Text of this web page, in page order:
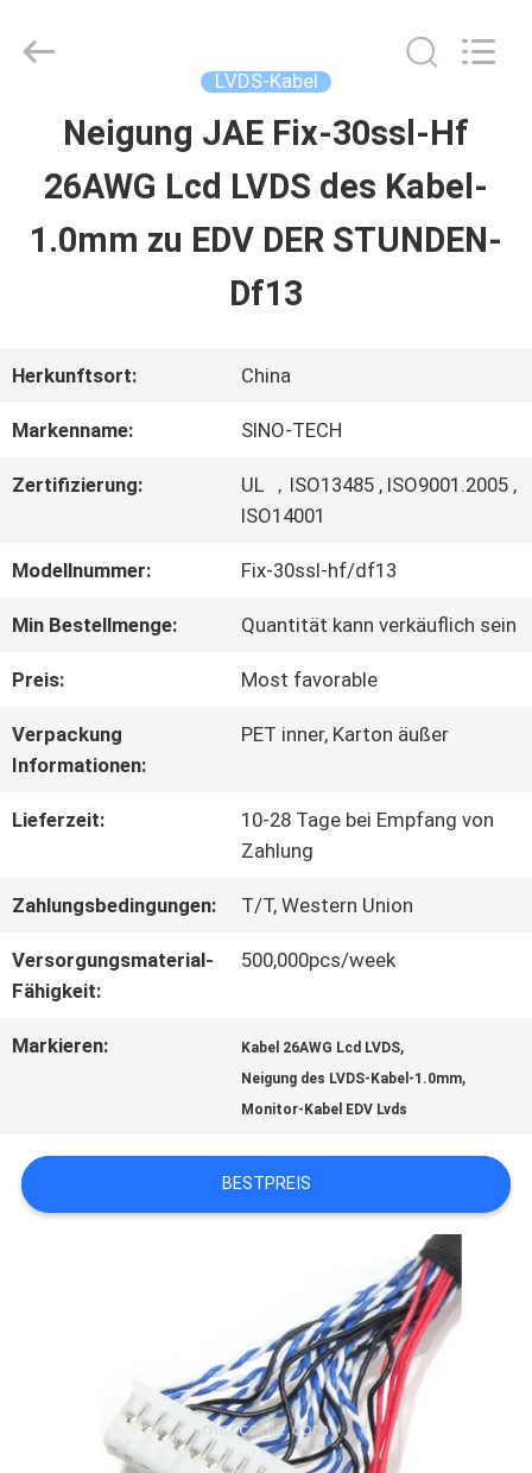
HAUSE
VIDEOS
QUALITÄTSKONTROLLE
KONTAKT
MIT
NEUIGKEITEN
RECHTSSACHEN
BITTE
UM
SITEMAP
Technology
LVDS-Kabel
Neigung JAE Fix-30ssl-Hf
26AWG Lcd LVDS des Kabel-
1.0mm zu EDV DER STUNDEN-
Df13
Herkunftsort: China
Markenname: SINO-TECH
Zertifizierung:
UL ，ISO13485 , ISO9001.2005 ,
ISO14001
Modellnummer: Fix-30ssl-hf/df13
Min Bestellmenge: Quantität kann verkäuflich sein
Preis: Most favorable
Verpackung
Informationen:
PET inner, Karton äußer
Lieferzeit:
10-28 Tage bei Empfang von
Zahlung
Zahlungsbedingungen: T/T, Western Union
Versorgungsmaterial-
Fähigkeit:
500,000pcs/week
Markieren: Kabel 26AWG Lcd LVDS,
Neigung des LVDS-Kabel-1.0mm,
Monitor-Kabel EDV Lvds
BESTPREIS